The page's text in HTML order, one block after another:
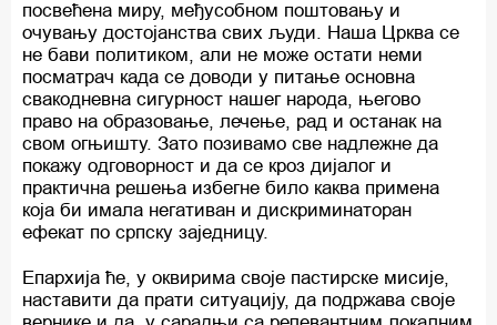
посвећена миру, међусобном поштовању и
очувању достојанства свих људи. Наша Црква се
не бави политиком, али не може остати неми
посматрач када се доводи у питање основна
свакодневна сигурност нашег народа, његово
право на образовање, лечење, рад и останак на
свом огњишту. Зато позивамо све надлежне да
покажу одговорност и да се кроз дијалог и
практична решења избегне било каква примена
која би имала негативан и дискриминаторан
ефекат по српску заједницу.
Епархија ће, у оквирима своје пастирске мисије,
наставити да прати ситуацију, да подржава своје